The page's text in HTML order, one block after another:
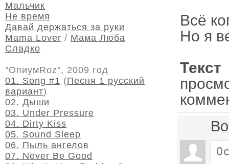
Всё
Но я
Мальчик
Не время
Давай держаться за руки
Mama Lover / Мама Люба
Сладко
"ОпиумRoz", 2009 год
01. Song #1 (Песня 1 русский
вариант)
02. Дыши
03. Under Pressure
04. Dirty Kiss
05. Sound Sleep
06. Пыль ангелов
07. Never Be Good